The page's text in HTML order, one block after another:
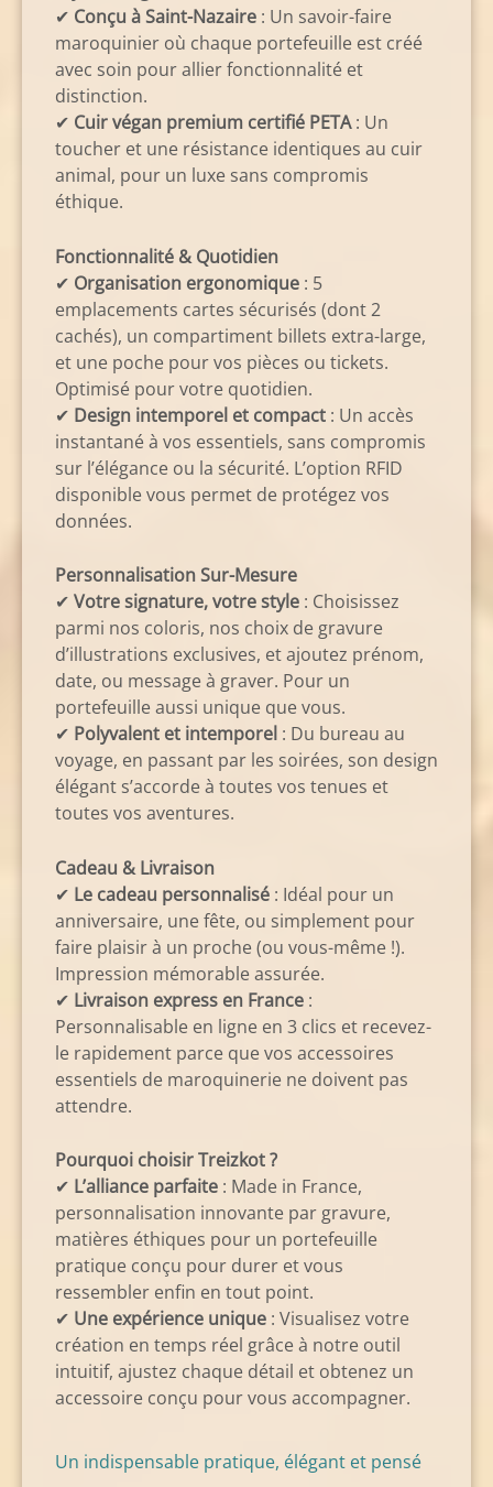
✔ Conçu à Saint-Nazaire : Un savoir-faire
maroquinier où chaque portefeuille est créé
avec soin pour allier fonctionnalité et
distinction.
✔ Cuir végan premium certifié PETA: Un
toucher et une résistance identiques au cuir
animal, pour un luxe sans compromis
éthique.
Fonctionnalité & Quotidien
✔ Organisation ergonomique : 5
emplacements cartes sécurisés (dont 2
cachés), un compartiment billets extra-large,
et une poche pour vos pièces ou tickets.
Optimisé pour votre quotidien.
✔ Design intemporel et compact : Un accès
instantané à vos essentiels, sans compromis
sur l’élégance ou la sécurité. L’option RFID
disponible vous permet de protégez vos
données.
Personnalisation Sur-Mesure
✔ Votre signature, votre style : Choisissez
parmi nos coloris, nos choix de gravure
d’illustrations exclusives, et ajoutez prénom,
date, ou message à graver. Pour un
portefeuille aussi unique que vous.
✔ Polyvalent et intemporel : Du bureau au
voyage, en passant par les soirées, son design
élégant s’accorde à toutes vos tenues et
toutes vos aventures.
Cadeau & Livraison
✔ Le cadeau personnalisé : Idéal pour un
anniversaire, une fête, ou simplement pour
faire plaisir à un proche (ou vous-même !).
Impression mémorable assurée.
✔ Livraison express en France :
Personnalisable en ligne en 3 clics et recevez-
le rapidement parce que vos accessoires
essentiels de maroquinerie ne doivent pas
attendre.
Pourquoi choisir Treizkot ?
✔ L’alliance parfaite : Made in France,
personnalisation innovante par gravure,
matières éthiques pour un portefeuille
pratique conçu pour durer et vous
ressembler enfin en tout point.
✔ Une expérience unique : Visualisez votre
création en temps réel grâce à notre outil
intuitif, ajustez chaque détail et obtenez un
accessoire conçu pour vous accompagner.
Un indispensable pratique, élégant et pensé